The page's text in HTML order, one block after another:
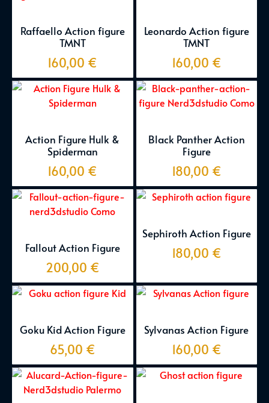
Raffaello Action figure
TMNT
160,00 €
Leonardo Action figure
TMNT
160,00 €
Action Figure Hulk &
Spiderman
160,00 €
Black Panther Action
Figure
180,00 €
Fallout Action Figure
200,00 €
Sephiroth Action Figure
180,00 €
Goku Kid Action Figure
65,00 €
Sylvanas Action Figure
160,00 €